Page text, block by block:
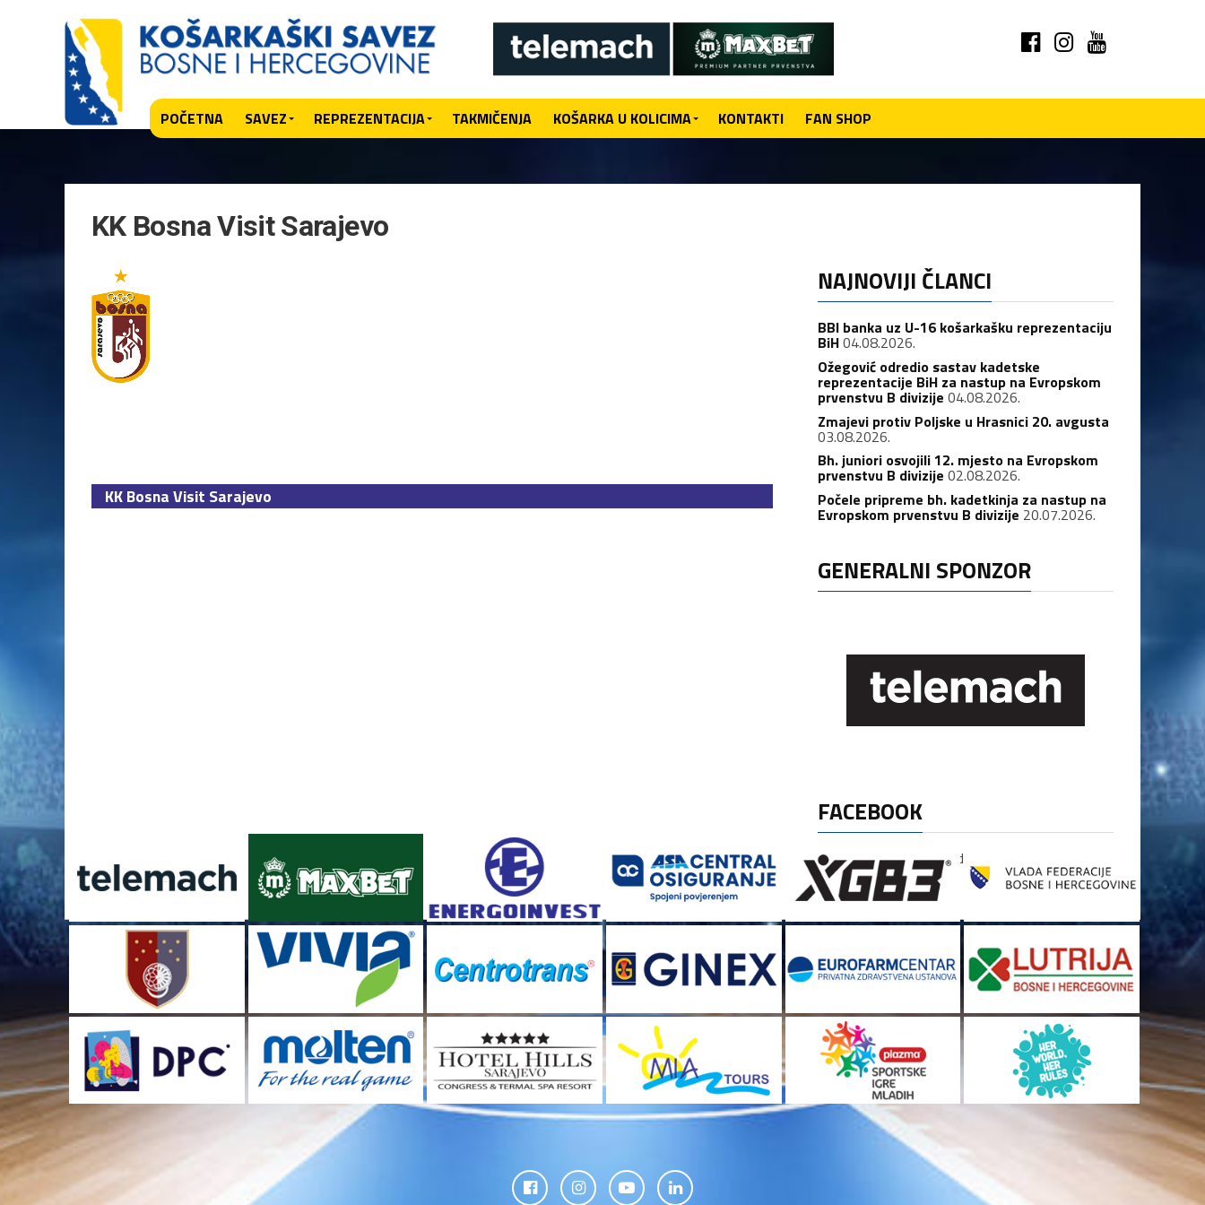
POČETNA SAVEZ REPREZENTACIJA TAKMIČENJA KOŠARKA U KOLICIMA KONTAKTI FAN SHOP
KK Bosna Visit Sarajevo
KK Bosna Visit Sarajevo
NAJNOVIJI ČLANCI
BBI banka uz U-16 košarkašku reprezentaciju
BiH04.08.2026.
Ožegović odredio sastav kadetske
reprezentacije BiH za nastup na Evropskom
prvenstvu B divizije 04.08.2026.
Zmajevi protiv Poljske u Hrasnici 20. avgusta
03.08.2026.
Bh. juniori osvojili 12. mjesto na Evropskom
prvenstvu B divizije 02.08.2026.
Počele pripreme bh. kadetkinja za nastup na
Evropskom prvenstvu B divizije 20.07.2026.
GENERALNI SPONZOR
FACEBOOK
[custom-facebook-feed]